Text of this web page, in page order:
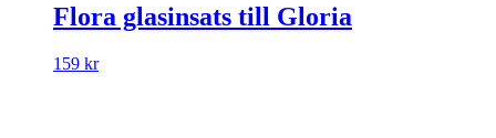
Flora glasinsats till Gloria
159 kr